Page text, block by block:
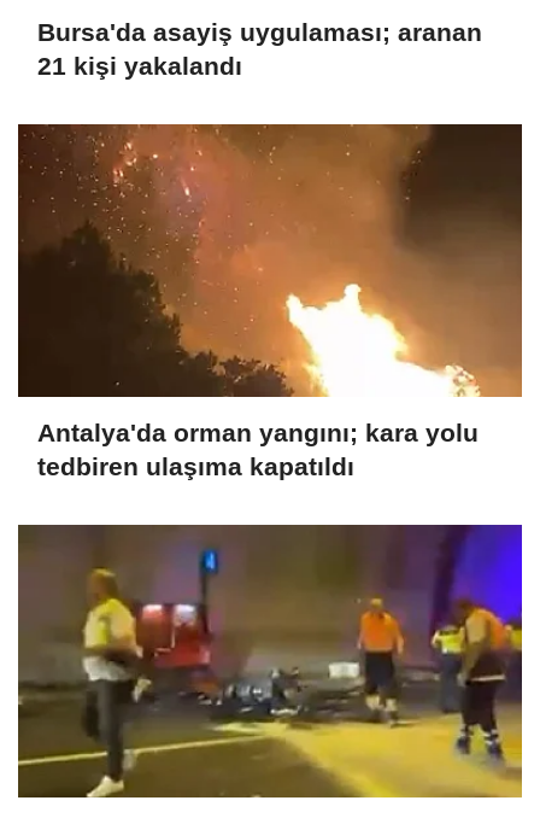
Bursa'da asayiş uygulaması; aranan
21 kişi yakalandı
Antalya'da orman yangını; kara yolu
tedbiren ulaşıma kapatıldı